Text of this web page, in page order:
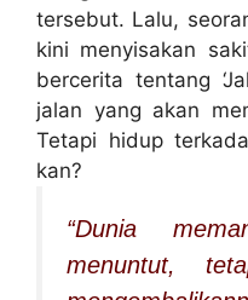
tersebut. Lalu,
kini menyisakan
bercerita tentang
jalan yang akan
Tetapi hidup
kan?
“Dunia
menuntut,